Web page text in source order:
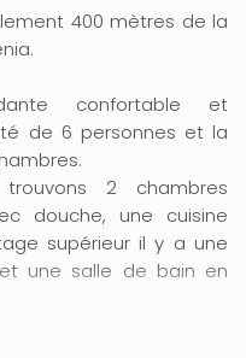
400 mètres de la
confortable et
de 6 personnes et la
2 chambres
douche, une cuisine
supérieur il y a une
une salle de bain en